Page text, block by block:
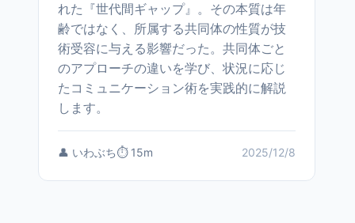
れた『世代間ギャップ』。その本質は年
齢ではなく、所属する共同体の性質が技
術受容に与える影響だった。共同体ごと
のアプローチの違いを学び、状況に応じ
たコミュニケーション術を実践的に解説
します。
👤 いわぶち⏱️ 15m 2025/12/8